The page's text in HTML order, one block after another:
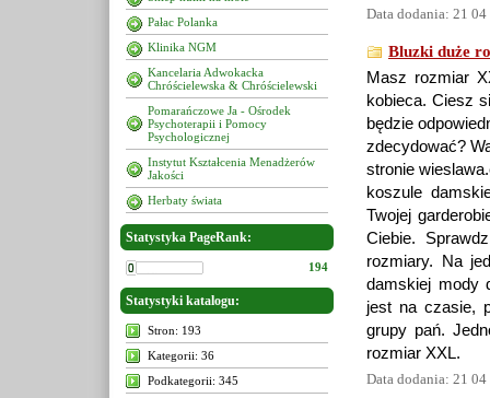
Pałac Polanka
Klinika NGM
Kancelaria Adwokacka
Chróścielewska & Chróścielewski
Pomarańczowe Ja - Ośrodek
Psychoterapii i Pomocy
Psychologicznej
Instytut Kształcenia Menadżerów
Jakości
Herbaty świata
Statystyka PageRank:
194
Statystyki katalogu:
Stron: 193
Kategorii: 36
Podkategorii: 345
Data dodania: 21
Bluzki duże
Masz rozmiar
kobieca. Ciesz
będzie
zdecydować?
stronie
koszule
Twojej
Ciebie.
rozmiary. Na
damskiej mody
jest na czasie,
grupy pań.
rozmiar XXL.
Data dodania: 21